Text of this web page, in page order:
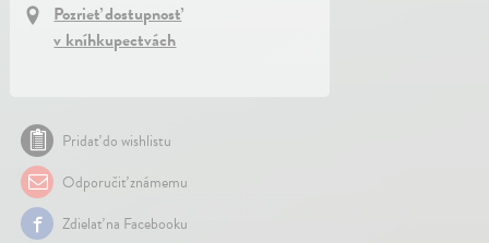
Pozrieť dostupnosť
v kníhkupectvách
Pridať do wishlistu
Odporučiť známemu
Zdielať na Facebooku